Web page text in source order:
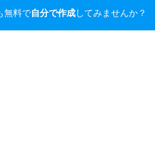
タルの場合は必ずしもご自身にフ
無料で自分で作成してみませんか？